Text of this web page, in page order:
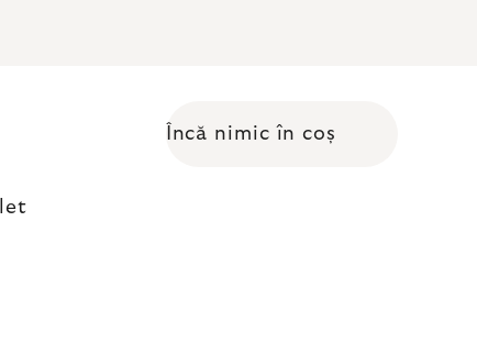
Coş de cumpărături
Încă nimic în coș